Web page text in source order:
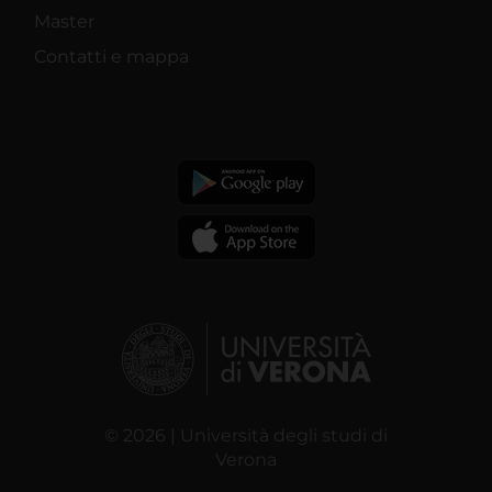
Master
Contatti e mappa
© 2026 | Università degli studi di
Verona